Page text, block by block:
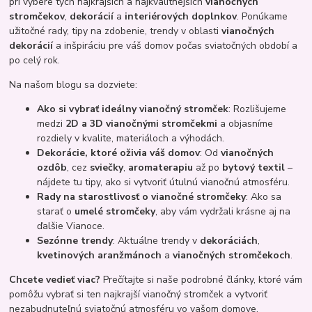
stromčekov, dekoráciía interiérových doplnkov. Ponúkame
užitočné rady, tipy na zdobenie, trendy v oblastivianočných
dekoráciía inšpiráciu pre váš domov počas sviatočných období a
po celý rok.
Na našom blogu sa dozviete:
Ako si vybrať ideálny vianočný stromček: Rozlišujeme
medzi 2D a 3D vianočnými stromčekmi a objasníme
rozdiely v kvalite, materiáloch a výhodách.
Dekorácie, ktoré oživia váš domov: Odvianočných
ozdôb, cez sviečky, aromaterapiu až po bytový textil –
nájdete tu tipy, ako si vytvoriť útulnú vianočnú atmosféru.
Rady na starostlivosť o vianočné stromčeky: Ako sa
starať o umelé stromčeky, aby vám vydržali krásne aj na
ďalšie Vianoce.
Sezónne trendy: Aktuálne trendy v dekoráciách,
kvetinových aranžmánoch avianočných stromčekoch.
Chcete vedieť viac? Prečítajte si naše podrobné články, ktoré vám
pomôžu vybrať si ten najkrajší vianočný stromček a vytvoriť
nezabudnuteľnú sviatočnú atmosféru vo vašom domove.